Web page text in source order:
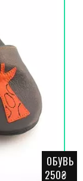
ОБУВЬ
250₴